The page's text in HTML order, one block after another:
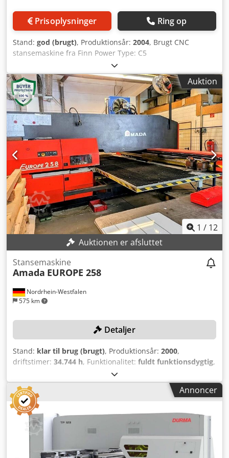
Prisoplysninger Ring op
Stand: god (brugt), Produktionsår: 2004, Brugt CNC
stansemaskine fra Finn Power Type: C5
Bearbejdningsområde X: 2580 mm Cjdpoxphwyefx Ahlsha
Bearbejdningsområde Y: 1270 mm Stansetryk: 30 ton Inkl.
værktøjer
Auktion
1 / 12
Auktionen er afsluttet
Nordrhein-Westfalen
575 km
Stansemaskine
Amada EUROPE 258
Detaljer
Stand: klar til brug (brugt), Produktionsår: 2000,
driftstimer: 34.744 h, Funktionalitet: fuldt funktionsdygtig,
258 032
stansekraft:20 t, positioneringsnøjagtighed:0,07 mm,
værktøjsdiameter:
, TEKNISKE DETALJER
Maskinkraft: 196 kN (20 t) Lufttryk: 5 bar
Luftgennemstrømning: 250 Nl/min Oliekapacitet: 160 l
Revolverhastighed: 25 omdrejninger/min Arbejdsområder
Maskinens bearbejdningsområde uden omspænding:
1.250 mm x 2.000 mm Maskinens bearbejdningsområde
Annoncer